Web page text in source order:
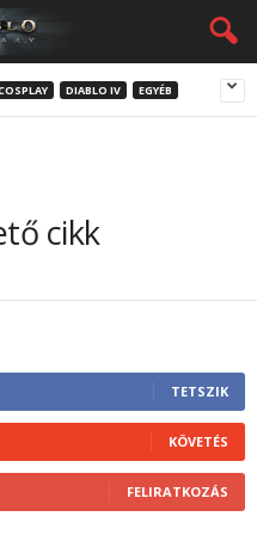
DIABLO IV EGYÉB
cikk
TETSZIK
KÖVETÉS
FELIRATKOZÁS